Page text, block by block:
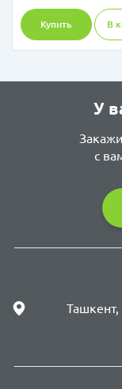
Купить В
У
с